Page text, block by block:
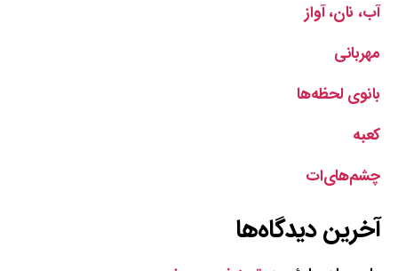
آب، نان، آواز
مهربانی
بانوی لحظه‌ها
کعبه
چشم‌های‌ات
آخرین دیدگاه‌ها